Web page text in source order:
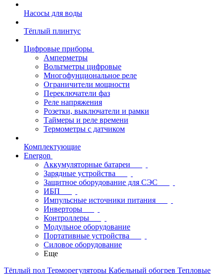
Насосы для воды
Тёплый плинтус
Цифровые приборы
Амперметры
Вольтметры цифровые
Многофунциональное реле
Ограничители мощности
Переключатели фаз
Реле напряжения
Розетки, выключатели и рамки
Таймеры и реле времени
Термометры c датчиком
Комплектующие
Energon
Аккумуляторные батареи
Зарядные устройства
Защитное оборудование для СЭС
ИБП
Импульсные источники питания
Инверторы
Контроллеры
Модульное оборудование
Портативные устройства
Силовое оборудование
Еще
Тёплый пол Терморегуляторы Кабельный обогрев Тепловые